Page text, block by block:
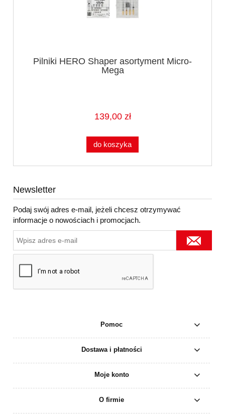
Pilniki HERO Shaper asortyment Micro-
Mega
139,00 zł
do koszyka
Newsletter
Podaj swój adres e-mail, jeżeli chcesz otrzymywać
informacje o nowościach i promocjach.
Pomoc
Dostawa i płatności
Moje konto
O firmie